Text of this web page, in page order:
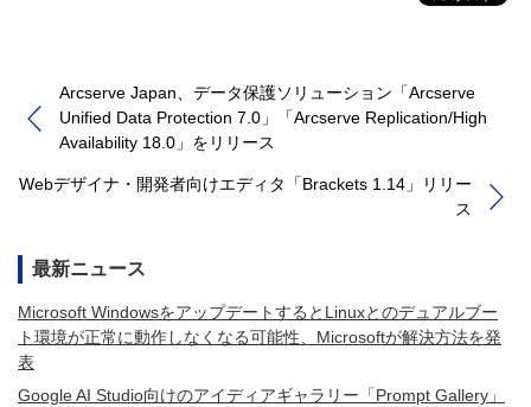
Arcserve Japan、データ保護ソリューション「Arcserve
Unified Data Protection 7.0」「Arcserve Replication/High
Availability 18.0」をリリース
Webデザイナ・開発者向けエディタ「Brackets 1.14」リリー
ス
最新ニュース
Microsoft WindowsをアップデートするとLinuxとのデュアルブー
ト環境が正常に動作しなくなる可能性、Microsoftが解決方法を発
表
Google AI Studio向けのアイディアギャラリー「Prompt Gallery」